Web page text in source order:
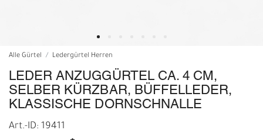
Alle Gürtel Ledergürtel Herren
LEDER ANZUGGÜRTEL CA. 4 CM,
SELBER KÜRZBAR, BÜFFELLEDER,
KLASSISCHE DORNSCHNALLE
Art.-ID: 19411